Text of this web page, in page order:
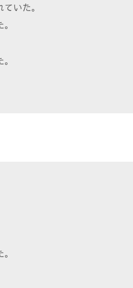
いた。